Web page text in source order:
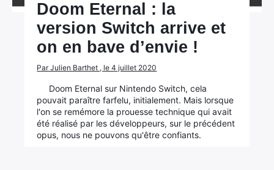
Doom Eternal : la
version Switch arrive et
on en bave d’envie !
Par Julien Barthet , le 4 juillet 2020
Doom Eternal sur Nintendo Switch, cela
pouvait paraître farfelu, initialement. Mais lorsque
l'on se remémore la prouesse technique qui avait
été réalisé par les développeurs, sur le précédent
opus, nous ne pouvons qu'être confiants.